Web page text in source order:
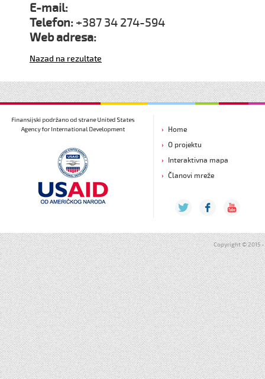
E-mail:
Telefon: +387 34 274-594
Web adresa:
Nazad na rezultate
Home
O projektu
Interaktivna mapa
Članovi mreže
Copyright © 2015